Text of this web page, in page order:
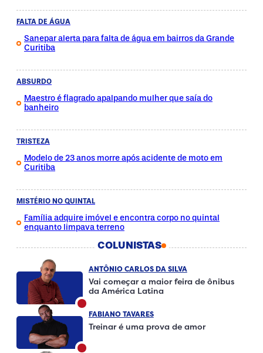
FALTA DE ÁGUA
Sanepar alerta para falta de água em bairros da Grande
Curitiba
ABSURDO
Maestro é flagrado apalpando mulher que saía do
banheiro
TRISTEZA
Modelo de 23 anos morre após acidente de moto em
Curitiba
MISTÉRIO NO QUINTAL
Família adquire imóvel e encontra corpo no quintal
enquanto limpava terreno
COLUNISTAS
ANTÔNIO CARLOS DA SILVA
Vai começar a maior feira de ônibus
da América Latina
FABIANO TAVARES
Treinar é uma prova de amor